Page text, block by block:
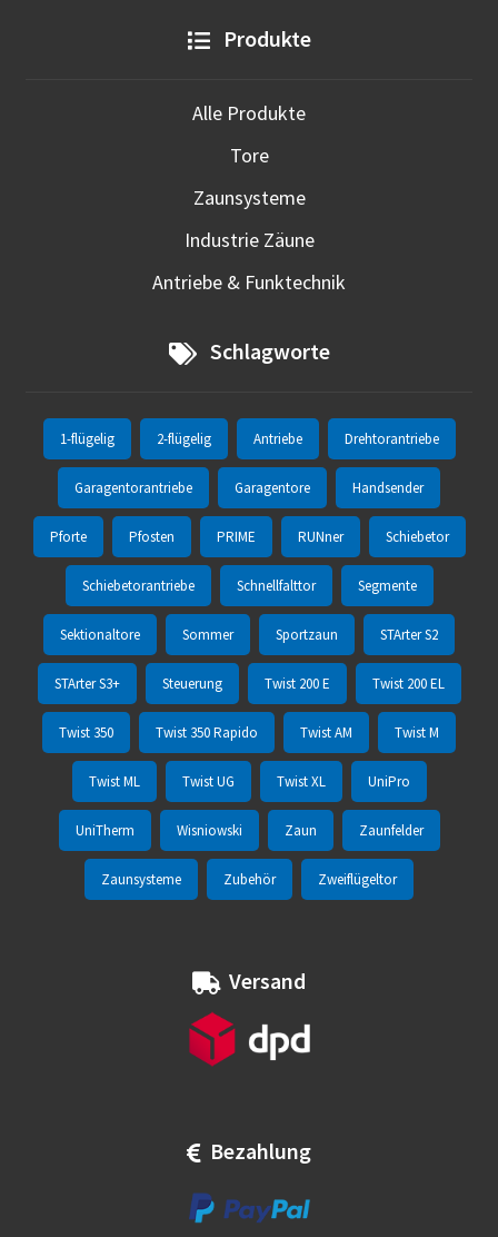
Produkte
Alle Produkte
Tore
Zaunsysteme
Industrie Zäune
Antriebe & Funktechnik
Schlagworte
1-flügelig 2-flügelig Antriebe Drehtorantriebe
Garagentorantriebe Garagentore Handsender
Pforte Pfosten PRIME RUNner Schiebetor
Schiebetorantriebe Schnellfalttor Segmente
Sektionaltore Sommer Sportzaun STArter S2
STArter S3+ Steuerung Twist 200 E Twist 200 EL
Twist 350 Twist 350 Rapido Twist AM Twist M
Twist ML Twist UG Twist XL UniPro
UniTherm Wisniowski Zaun Zaunfelder
Zaunsysteme Zubehör Zweiflügeltor
Versand
Bezahlung